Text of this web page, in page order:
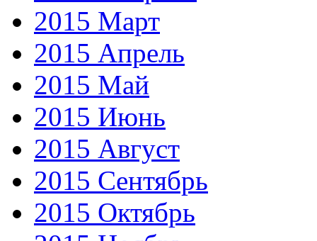
2015 Март
2015 Апрель
2015 Май
2015 Июнь
2015 Август
2015 Сентябрь
2015 Октябрь